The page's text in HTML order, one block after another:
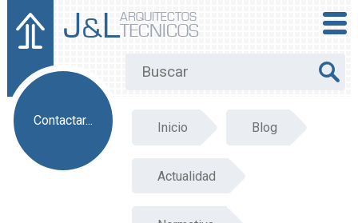
J&LARQUITECTOS
TECNICOS
Contactar... Inicio Blog
Actualidad